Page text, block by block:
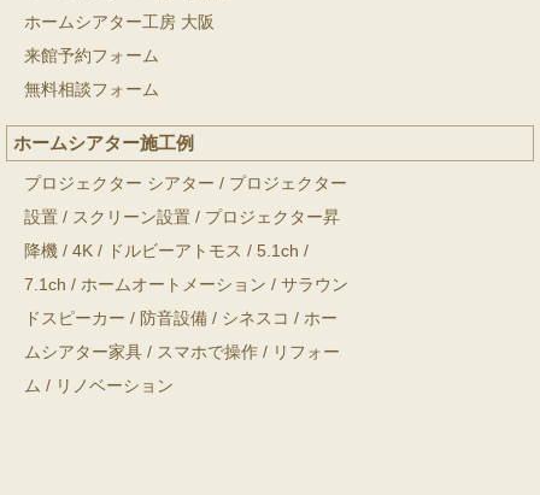
ホームシアター工房 大阪
来館予約フォーム
無料相談フォーム
ホームシアター施工例
プロジェクター シアター / プロジェクター
設置 / スクリーン設置 / プロジェクター昇
降機 / 4K / ドルビーアトモス / 5.1ch /
7.1ch / ホームオートメーション / サラウン
ドスピーカー / 防音設備 / シネスコ / ホー
ムシアター家具 / スマホで操作 / リフォー
ム / リノベーション